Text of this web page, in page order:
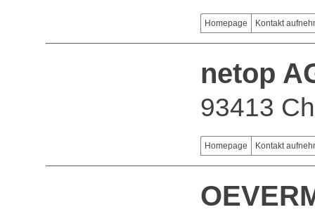
Homepage Kontakt
netop
93413
Homepage Kontakt